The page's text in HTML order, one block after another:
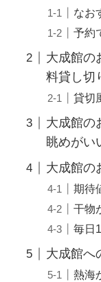
なお
予約
大成館の
料貸し切
貸切
大成館の
眺めがい
大成館の
期待
干物
毎日
大成館へ
熱海